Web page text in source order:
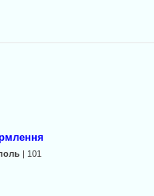
| 101